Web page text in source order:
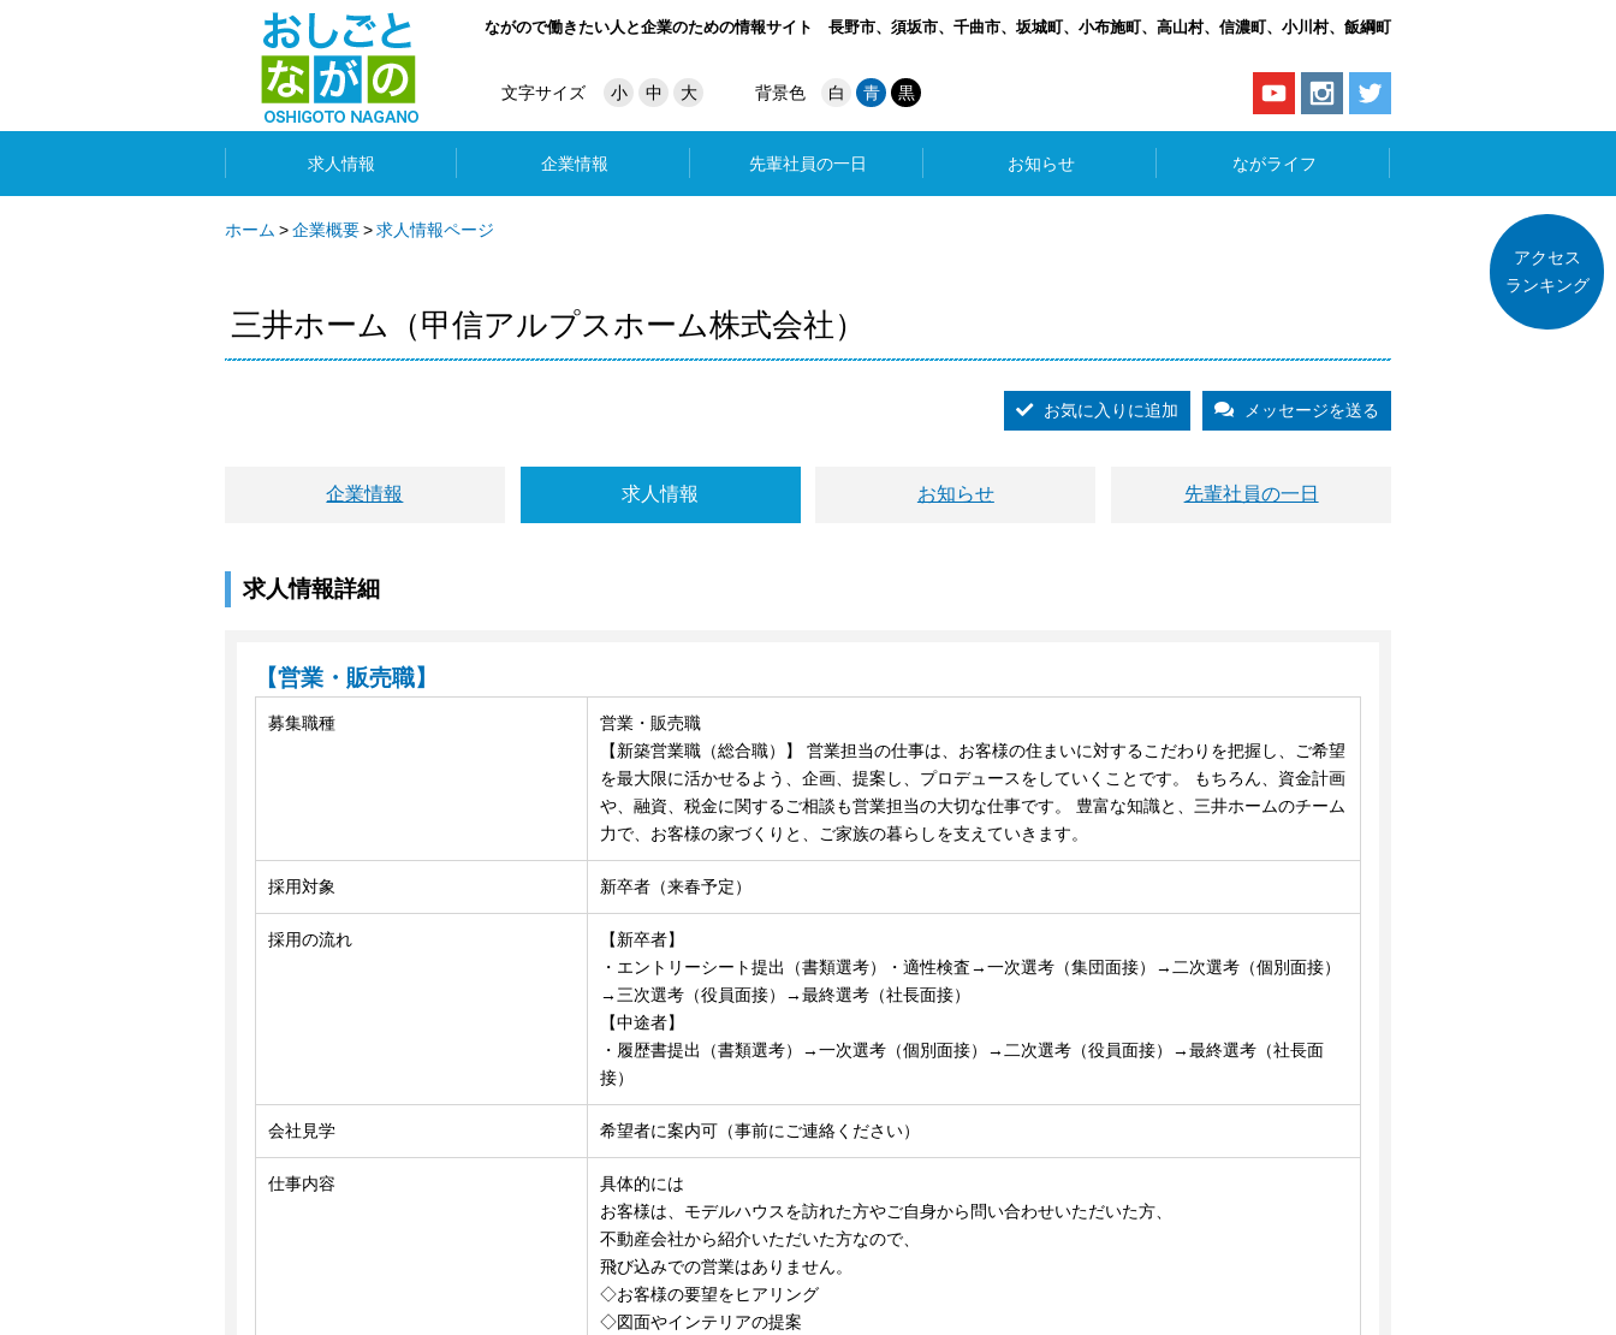
ながので働きたい人と企業のための情報サイト 長野市、須坂市、千曲市、坂城町、小布施町、高山村、信濃町、小川村、飯綱町
文字サイズ 小 中 大 背景色 白 青 黒
求人情報 企業情報 先輩社員の一日 お知らせ ながライフ
ホーム 企業概要 求人情報ページ
三井ホーム（甲信アルプスホーム株式会社）
お気に入りに追加 メッセージを送る
企業情報 求人情報 お知らせ 先輩社員の一日
求人情報詳細
【営業・販売職】
募集職種
営業・販売職
【新築営業職（総合職）】 営業担当の仕事は、お客様の住まいに対するこだわりを把握し、ご希望
を最大限に活かせるよう、企画、提案し、プロデュースをしていくことです。 もちろん、資金計画
や、融資、税金に関するご相談も営業担当の大切な仕事です。 豊富な知識と、三井ホームのチーム
力で、お客様の家づくりと、ご家族の暮らしを支えていきます。
採用対象 新卒者（来春予定）
採用の流れ
【新卒者】
・エントリーシート提出（書類選考）・適性検査→一次選考（集団面接）→二次選考（個別面接）
→三次選考（役員面接）→最終選考（社長面接）
【中途者】
・履歴書提出（書類選考）→一次選考（個別面接）→二次選考（役員面接）→最終選考（社長面
接）
会社見学 希望者に案内可（事前にご連絡ください）
仕事内容
具体的には
お客様は、モデルハウスを訪れた方やご自身から問い合わせいただいた方、
不動産会社から紹介いただいた方なので、
飛び込みでの営業はありません。
◇お客様の要望をヒアリング
◇図面やインテリアの提案
アクセス
ランキング